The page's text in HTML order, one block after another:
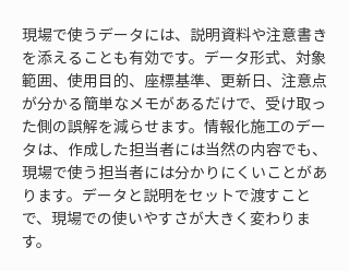
現場で使うデータには、説明資料や注意書き
を添えることも有効です。データ形式、対象
範囲、使用目的、座標基準、更新日、注意点
が分かる簡単なメモがあるだけで、受け取っ
た側の誤解を減らせます。情報化施工のデー
タは、作成した担当者には当然の内容でも、
現場で使う担当者には分かりにくいことがあ
ります。データと説明をセットで渡すこと
で、現場での使いやすさが大きく変わりま
す。